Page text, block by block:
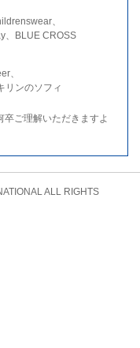
、
、BLUE CROSS
、
リンのソフィ
ご理解いただきますよ